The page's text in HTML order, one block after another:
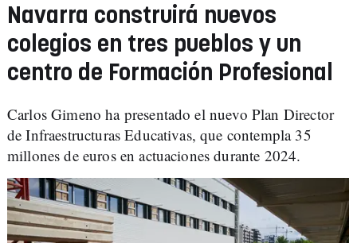
Navarra construirá nuevos
colegios en tres pueblos y un
centro de Formación Profesional
Carlos Gimeno ha presentado el nuevo Plan Director
de Infraestructuras Educativas, que contempla 35
millones de euros en actuaciones durante 2024.